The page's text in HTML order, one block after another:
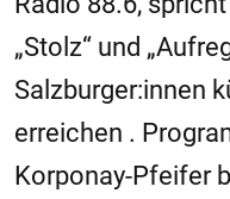
„Stolz“ und
Salzburger:innen
erreichen .
Korponay-Pfeifer